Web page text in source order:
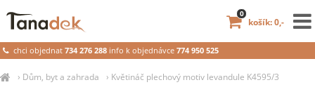
› Dům, byt a zahrada › Květináč plechový motiv levandule K4595/3
chci objednat734 276 288 info k objednávce 774 950 525
košík: 0,-
0